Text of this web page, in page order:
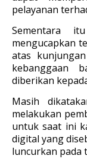
pelayanan
Sementara
mengucapkan
atas
kebanggaan
diberikan
Masih
melakukan
untuk saat ini
digital yang
luncurkan pada